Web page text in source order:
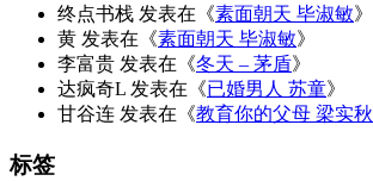
终点书栈 发表在《素面朝天 毕淑敏》
黄 发表在《素面朝天 毕淑敏》
李富贵 发表在《冬天 – 茅盾》
达疯奇L 发表在《已婚男人 苏童》
甘谷连 发表在《教育你的父母 梁实秋
标签